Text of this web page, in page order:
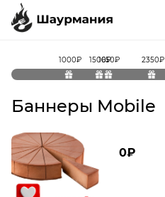
1000₽ 1500₽
1650₽ 2350₽
Баннеры Mobile
0₽